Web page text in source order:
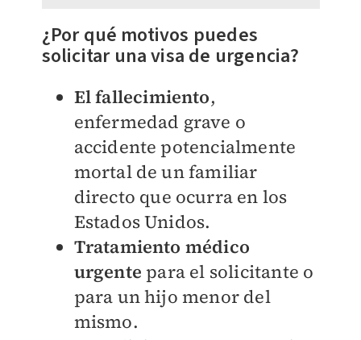
¿Por qué motivos puedes
solicitar una visa de urgencia?
El fallecimiento,
enfermedad grave o
accidente potencialmente
mortal de un familiar
directo que ocurra en los
Estados Unidos.
Tratamiento médico
urgente para el solicitante o
para un hijo menor del
mismo.